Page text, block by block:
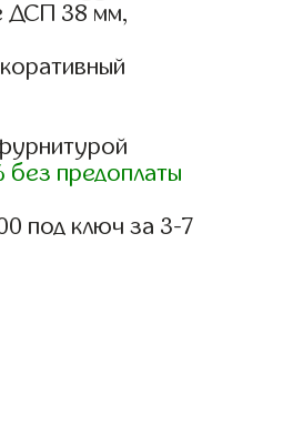
ДСП 38 мм,
без предоплаты
под ключ за 3-7